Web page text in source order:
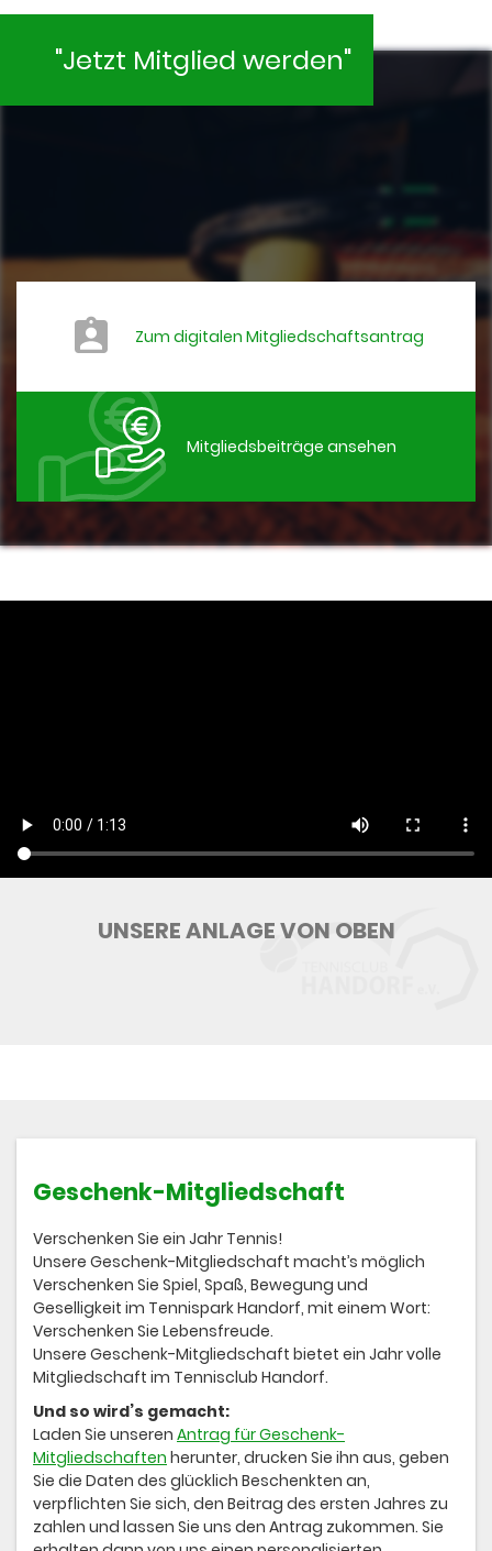
"Jetzt Mitglied werden"
Zum digitalen Mitgliedschaftsantrag
Mitgliedsbeiträge ansehen
UNSERE ANLAGE VON OBEN
Geschenk-Mitgliedschaft
Verschenken Sie ein Jahr Tennis!
Unsere Geschenk-Mitgliedschaft macht’s möglich
Verschenken Sie Spiel, Spaß, Bewegung und
Geselligkeit im Tennispark Handorf, mit einem Wort:
Verschenken Sie Lebensfreude.
Unsere Geschenk-Mitgliedschaft bietet ein Jahr volle
Mitgliedschaft im Tennisclub Handorf.
Und so wird’s gemacht:
Laden Sie unseren Antrag für Geschenk-
Mitgliedschaften herunter, drucken Sie ihn aus, geben
Sie die Daten des glücklich Beschenkten an,
verpflichten Sie sich, den Beitrag des ersten Jahres zu
zahlen und lassen Sie uns den Antrag zukommen. Sie